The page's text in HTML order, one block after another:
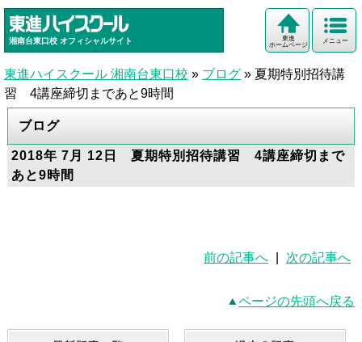
湘南台東口校 オフィシャルサイト メニュー
東進
ホームページ
東進ハイスクール 湘南台東口校 » ブログ » 夏期特別招待講
習 4講座締切まであと9時間
ブログ
2018年 7月 12日 夏期特別招待講習 4講座締切まで
あと9時間
前の記事へ 次の記事へ
ページの先頭へ戻る
最新記事一覧